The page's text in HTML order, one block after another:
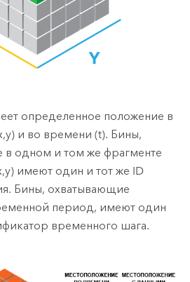
определенное положение в
и во времени (t). Бины,
в одном и том же фрагменте
имеют один и тот же ID
Бины, охватывающие
период, имеют один
временного шага.